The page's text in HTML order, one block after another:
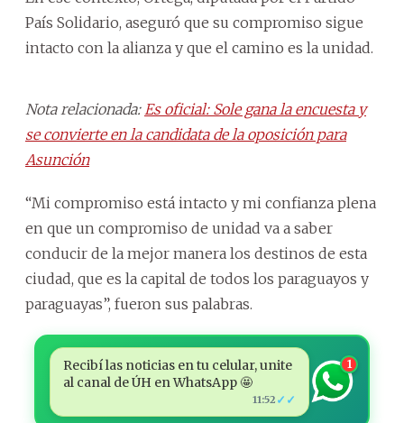
País Solidario, aseguró que su compromiso sigue
intacto con la alianza y que el camino es la unidad.
Nota relacionada: Es oficial: Sole gana la encuesta y
se convierte en la candidata de la oposición para
Asunción
“Mi compromiso está intacto y mi confianza plena
en que un compromiso de unidad va a saber
conducir de la mejor manera los destinos de esta
ciudad, que es la capital de todos los paraguayos y
paraguayas”, fueron sus palabras.
Recibí las noticias en tu celular, unite
al canal de ÚH en WhatsApp 🤩
11:52 ✓✓
1